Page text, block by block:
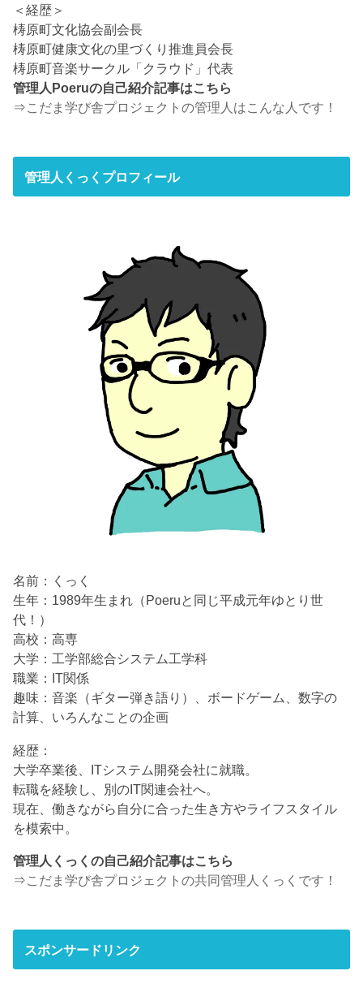
＜経歴＞
梼原町文化協会副会長
梼原町健康文化の里づくり推進員会長
梼原町音楽サークル「クラウド」代表
管理人Poeruの自己紹介記事はこちら
⇒こだま学び舎プロジェクトの管理人はこんな人です！
管理人くっくプロフィール
名前：くっく
生年：1989年生まれ（Poeruと同じ平成元年ゆとり世
代！）
高校：高専
大学：工学部総合システム工学科
職業：IT関係
趣味：音楽（ギター弾き語り）、ボードゲーム、数字の
計算、いろんなことの企画
経歴：
大学卒業後、ITシステム開発会社に就職。
転職を経験し、別のIT関連会社へ。
現在、働きながら自分に合った生き方やライフスタイル
を模索中。
管理人くっくの自己紹介記事はこちら
⇒こだま学び舎プロジェクトの共同管理人くっくです！
スポンサードリンク